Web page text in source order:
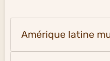
Amérique latine